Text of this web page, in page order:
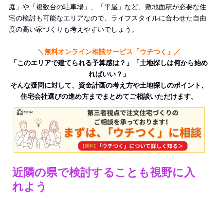
庭」や「複数台の駐車場」、「平屋」など、敷地面積が必要な住
宅の検討も可能なエリアなので、ライフスタイルに合わせた自由
度の高い家づくりも考えやすいでしょう。
＼無料オンライン相談サービス「ウチつく」／
「このエリアで建てられる予算感は？」「土地探しは何から始め
ればいい？」
そんな疑問に対して、資金計画の考え方や土地探しのポイント、
住宅会社選びの進め方までまとめてご相談いただけます。
近隣の県で検討することも視野に入
れよう